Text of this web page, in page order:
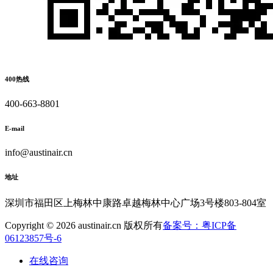
400热线
400-663-8801
E-mail
info@austinair.cn
地址
深圳市福田区上梅林中康路卓越梅林中心广场3号楼803-804室
Copyright © 2026 austinair.cn 版权所有备案号：粤ICP备
06123857号-6
在线咨询